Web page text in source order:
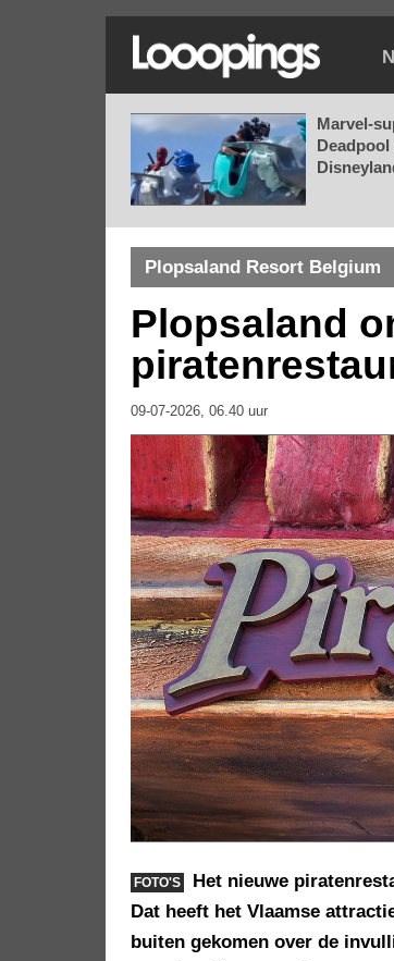
Marvel-
Plopsaland Resort Belgium
Plopsaland
09-07-2026, 06.40 uur
FOTO'S
Het nieuwe
Dat heeft het Vlaamse
buiten gekomen over de